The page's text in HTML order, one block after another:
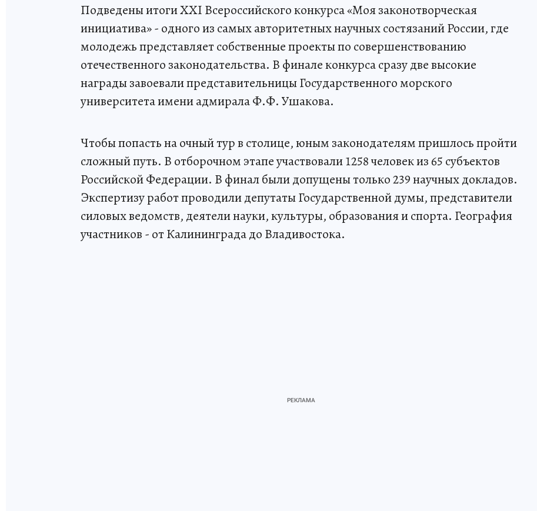
Подведены итоги XXI Всероссийского конкурса «Моя законотворческая
инициатива» - одного из самых авторитетных научных состязаний России, где
молодежь представляет собственные проекты по совершенствованию
отечественного законодательства. В финале конкурса сразу две высокие
награды завоевали представительницы Государственного морского
университета имени адмирала Ф.Ф. Ушакова.
Чтобы попасть на очный тур в столице, юным законодателям пришлось пройти
сложный путь. В отборочном этапе участвовали 1258 человек из 65 субъектов
Российской Федерации. В финал были допущены только 239 научных докладов.
Экспертизу работ проводили депутаты Государственной думы, представители
силовых ведомств, деятели науки, культуры, образования и спорта. География
участников - от Калининграда до Владивостока.